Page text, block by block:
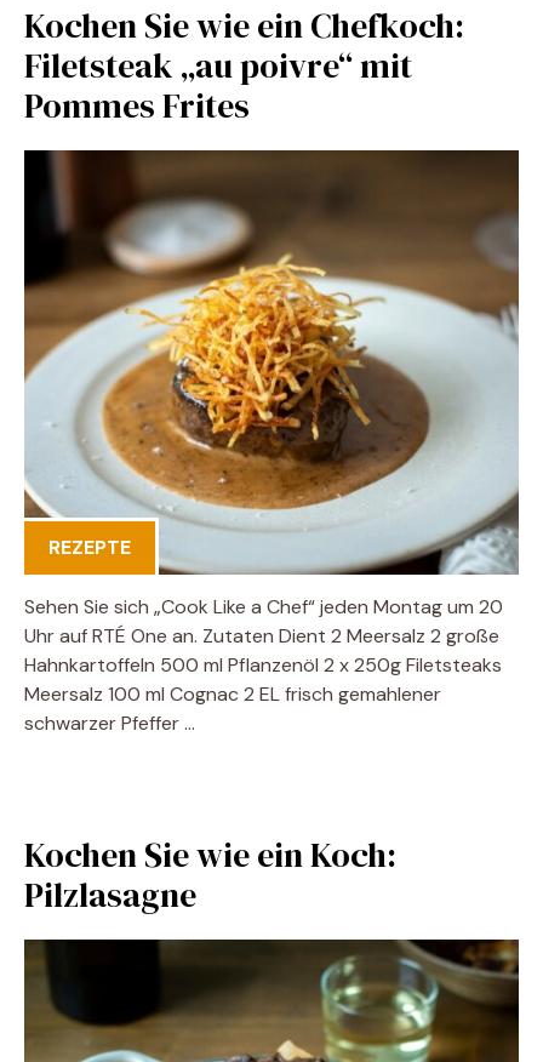
Kochen Sie wie ein Chefkoch:
Filetsteak „au poivre“ mit
Pommes Frites
REZEPTE
Sehen Sie sich „Cook Like a Chef“ jeden Montag um 20
Uhr auf RTÉ One an. Zutaten Dient 2 Meersalz 2 große
Hahnkartoffeln 500 ml Pflanzenöl 2 x 250g Filetsteaks
Meersalz 100 ml Cognac 2 EL frisch gemahlener
schwarzer Pfeffer …
Kochen Sie wie ein Koch:
Pilzlasagne